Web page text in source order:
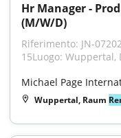
Hr Manager -
(M/W/D)
Riferimento: JN-
15Luogo: Wuppertal,
Michael Page
Wuppertal, Raum